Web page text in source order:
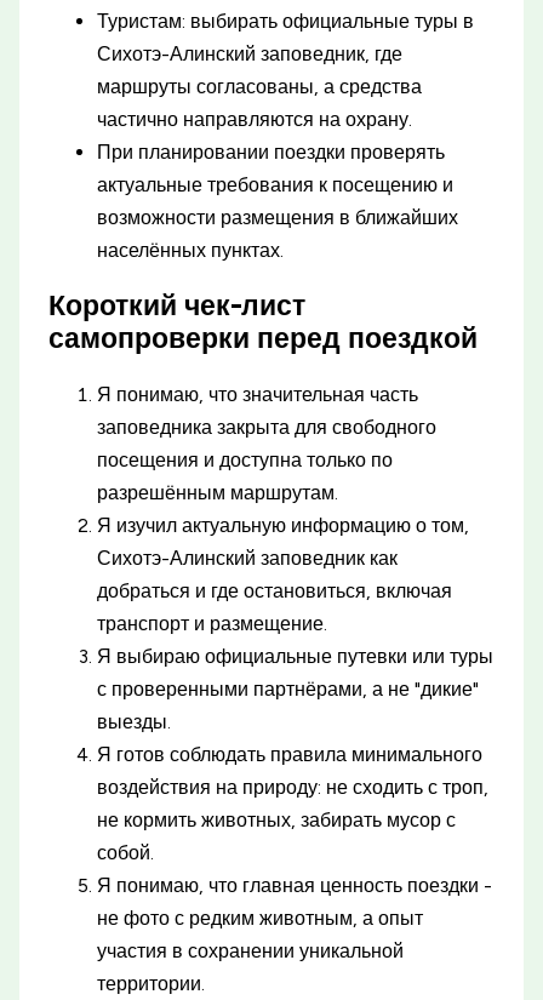
Туристам: выбирать официальные туры в
Сихотэ-Алинский заповедник, где
маршруты согласованы, а средства
частично направляются на охрану.
При планировании поездки проверять
актуальные требования к посещению и
возможности размещения в ближайших
населённых пунктах.
Короткий чек-лист
самопроверки перед поездкой
Я понимаю, что значительная часть
заповедника закрыта для свободного
посещения и доступна только по
разрешённым маршрутам.
Я изучил актуальную информацию о том,
Сихотэ-Алинский заповедник как
добраться и где остановиться, включая
транспорт и размещение.
Я выбираю официальные путевки или туры
с проверенными партнёрами, а не "дикие"
выезды.
Я готов соблюдать правила минимального
воздействия на природу: не сходить с троп,
не кормить животных, забирать мусор с
собой.
Я понимаю, что главная ценность поездки -
не фото с редким животным, а опыт
участия в сохранении уникальной
территории.